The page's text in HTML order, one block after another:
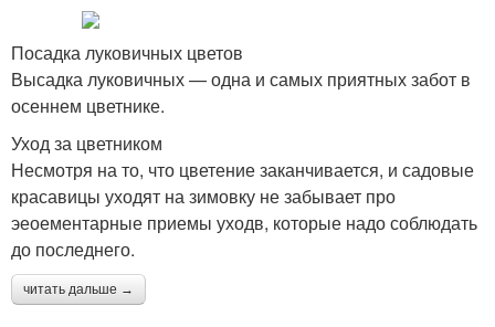
Посадка луковичных цветов
Высадка луковичных — одна и самых приятных забот в
осеннем цветнике.
Уход за цветником
Несмотря на то, что цветение заканчивается, и садовые
красавицы уходят на зимовку не забывает про
эеоементарные приемы уходв, которые надо соблюдать
до последнего.
читать дальше →